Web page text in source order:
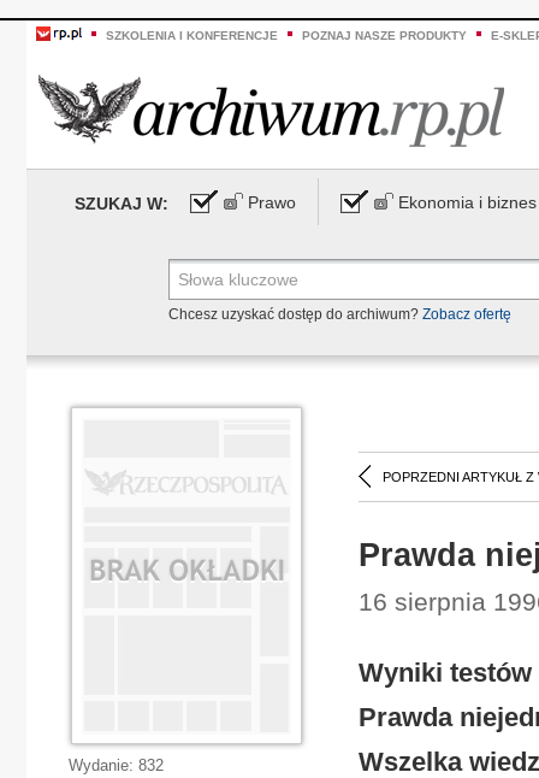
SZKOLENIA I KONFERENCJE POZNAJ NASZE PRODUKTY E-
SZUKAJ W: Prawo Ekonomia i biznes
Chcesz uzyskać dostęp do archiwum? Zobacz ofertę
POPRZEDNI ARTYKUŁ Z
Prawda
16 sierpnia
Wyniki
Prawda
Wszelka
Wydanie: 832